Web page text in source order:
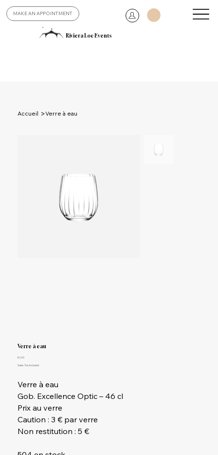
MAKE AN APPOINTMENT
Riviera Loc Events
Accueil >Verre à eau
Verre à eau
Price
€2.00
Sales Tax Included
Verre à eau
Gob. Excellence Optic – 46 cl
Prix au verre
Caution : 3 € par verre
Non restitution : 5 €